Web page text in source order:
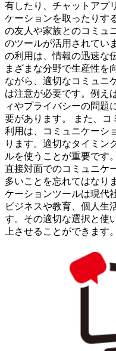
有したり、チャットアプ
ケーションを取ったりす
の友人や家族とのコミュ
のツールが活用されてい
の利用は、情報の迅速な
まざまな分野で生産性を
ながら、適切なコミュニ
は注意が必要です。例え
ィやプライバシーの問題
要があります。 また、コ
利用は、コミュニケーシ
ります。適切なタイミン
ルを使うことが重要です
直接対面でのコミュニケ
多いことを忘れてはなり
ケーションツールは現代
ビジネスや教育、個人生
す。その適切な選択と使
上させることができます。